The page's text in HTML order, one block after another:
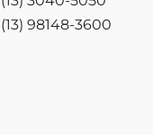
(13) 98148-3600